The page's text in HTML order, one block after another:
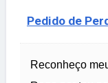
Pedido de
Reconheço